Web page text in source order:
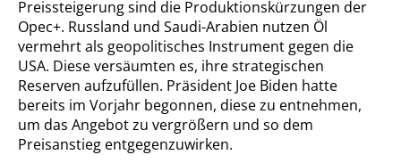
Preissteigerung sind die Produktionskürzungen der
Opec+. Russland und Saudi-Arabien nutzen Öl
vermehrt als geopolitisches Instrument gegen die
USA. Diese versäumten es, ihre strategischen
Reserven aufzufüllen. Präsident Joe Biden hatte
bereits im Vorjahr begonnen, diese zu entnehmen,
um das Angebot zu vergrößern und so dem
Preisanstieg entgegenzuwirken.